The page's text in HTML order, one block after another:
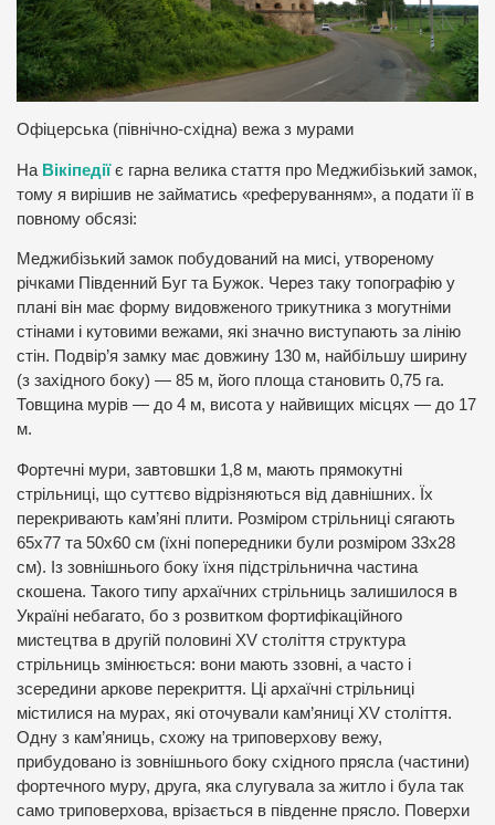
Офіцерська (північно-східна) вежа з мурами
На Вікіпедіїє гарна велика стаття про Меджибізький замок,
тому я вирішив не займатись «реферуванням», а подати її в
повному обсязі:
Меджибізький замок побудований на мисі, утвореному
річками Південний Буг та Бужок. Через таку топографію у
плані він має форму видовженого трикутника з могутніми
стінами і кутовими вежами, які значно виступають за лінію
стін. Подвір’я замку має довжину 130 м, найбільшу ширину
(з західного боку) — 85 м, його площа становить 0,75 га.
Товщина мурів — до 4 м, висота у найвищих місцях — до 17
м.
Фортечні мури, завтовшки 1,8 м, мають прямокутні
стрільниці, що суттєво відрізняються від давнішних. Їх
перекривають кам’яні плити. Розміром стрільниці сягають
65х77 та 50х60 см (їхні попередники були розміром 33х28
см). Із зовнішнього боку їхня підстрільнична частина
скошена. Такого типу архаїчних стрільниць залишилося в
Україні небагато, бо з розвитком фортифікаційного
мистецтва в другій половині XV століття структура
стрільниць змінюється: вони мають ззовні, а часто і
зсередини аркове перекриття. Ці архаїчні стрільниці
містилися на мурах, які оточували кам’яниці XV століття.
Одну з кам’яниць, схожу на триповерхову вежу,
прибудовано із зовнішнього боку східного прясла (частини)
фортечного муру, друга, яка слугувала за житло і була так
само триповерхова, врізається в південне прясло. Поверхи